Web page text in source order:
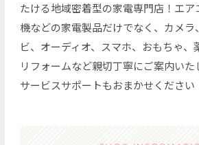
たける地域密着型の家電専門店！エア
機などの家電製品だけでなく、カメラ
ビ、オーディオ、スマホ、おもちゃ、
リフォームなど親切丁寧にご案内い
サービスサポートもおまかせください